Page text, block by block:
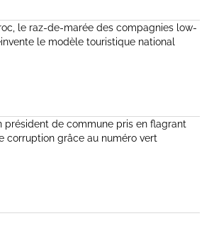
le raz-de-marée des compagnies low-
le modèle touristique national
président de commune pris en flagrant
corruption grâce au numéro vert